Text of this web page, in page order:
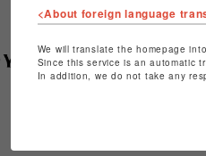
<About foreign language
We will translate the homepage
Since this service is an automatic
In addition, we do not take any